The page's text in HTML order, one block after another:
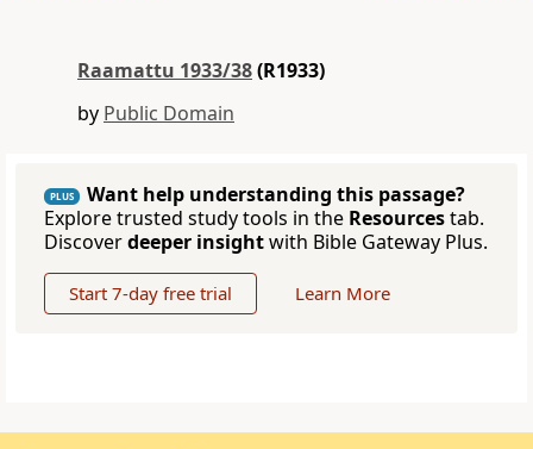
Raamattu 1933/38(R1933)
by Public Domain
PLUS
Want help understanding this passage?
Explore trusted study tools in the Resourcestab.
Discoverdeeper insightwith Bible Gateway Plus.
Start 7-day free trial Learn More